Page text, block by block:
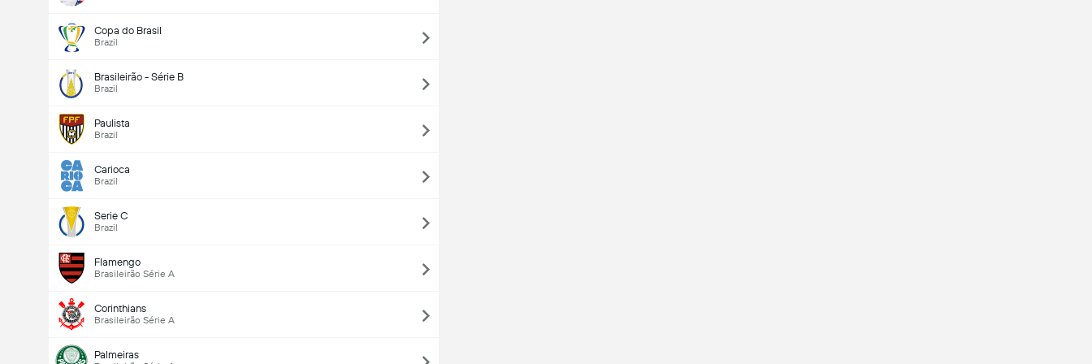
Copa do Brasil
Brazil
Brasileirão - Série B
Brazil
Paulista
Brazil
Carioca
Brazil
Serie C
Brazil
Flamengo
Brasileirão Série A
Corinthians
Brasileirão Série A
Palmeiras